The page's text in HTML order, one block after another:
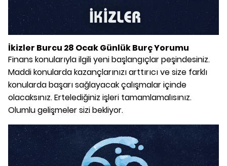
İkizler Burcu 28 Ocak Günlük Burç Yorumu
Finans konularıyla ilgili yeni başlangıçlar peşindesiniz.
Maddi konularda kazançlarınızı arttırıcı ve size farklı
konularda başarı sağlayacak çalışmalar içinde
olacaksınız. Ertelediğiniz işleri tamamlamalısınız.
Olumlu gelişmeler sizi bekliyor.